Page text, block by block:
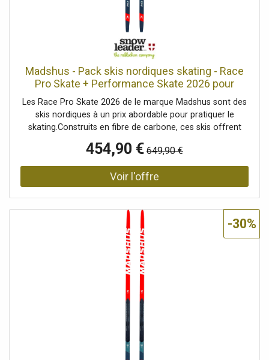
Madshus - Pack skis nordiques skating - Race
Pro Skate + Performance Skate 2026 pour
Homme - Taille 187 cm - Rouge
Les Race Pro Skate 2026 de le marque Madshus sont des
skis nordiques à un prix abordable pour pratiquer le
skating.Construits en fibre de carbone, ces skis offrent
puissance et stabilité pour vous aider à atteindre vos
objectifs. La semelle P300 Nano vous aide à donner le
rythme pendant vos mouvements avec une qualité de
glisse idéale. Performants, tolérants et agressifs en
techniquement, et pourquoi pas s'aligner sur quelques
longues distances.Ces skis sont vendus et montés avec
les fixations Rottefella Performance Skate. Réglables et
faciles à manipuler, elles offrent une excellente
transmission de puissance.
454,90 € 649,90 €
-30%